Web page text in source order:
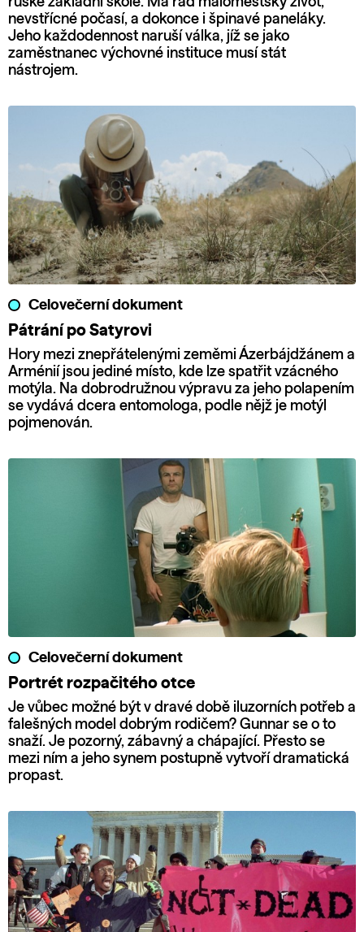
nevstřícné počasí, a dokonce i špinavé paneláky.
Jeho každodennost naruší válka, jíž se jako
zaměstnanec výchovné instituce musí stát
nástrojem.
Celovečerní dokument
Pátrání po Satyrovi
Hory mezi znepřátelenými zeměmi Ázerbájdžánem a
Arménií jsou jediné místo, kde lze spatřit vzácného
motýla. Na dobrodružnou výpravu za jeho polapením
se vydává dcera entomologa, podle nějž je motýl
pojmenován.
Celovečerní dokument
Portrét rozpačitého otce
Je vůbec možné být v dravé době iluzorních potřeb a
falešných model dobrým rodičem? Gunnar se o to
snaží. Je pozorný, zábavný a chápající. Přesto se
mezi ním a jeho synem postupně vytvoří dramatická
propast.